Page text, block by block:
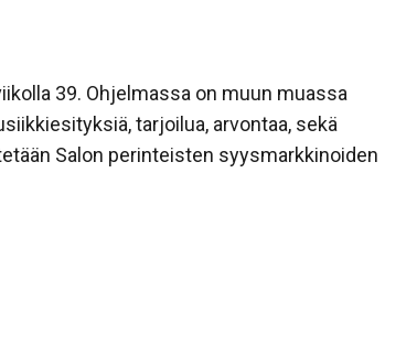
39. Ohjelmassa on muun muassa
tarjoilua, arvontaa, sekä
Salon perinteisten syysmarkkinoiden